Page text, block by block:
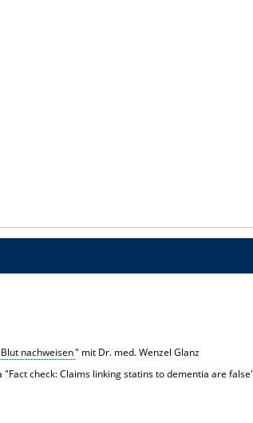
nachweisen" mit Dr. med. Wenzel Glanz
"Fact check: Claims linking statins to dementia are